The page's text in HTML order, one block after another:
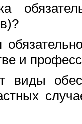
и
виды